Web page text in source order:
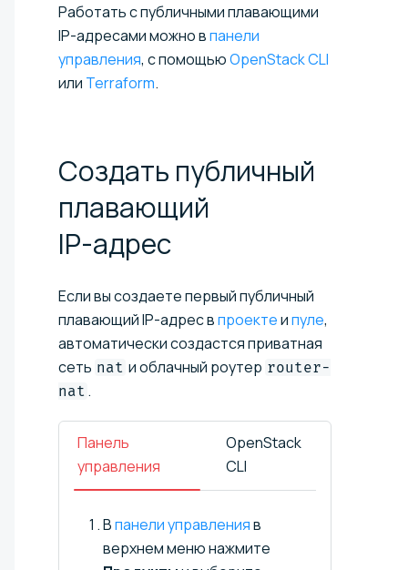
Работать с публичными плавающими
IP-адресами можно впанели
управления, с помощьюOpenStack CLI
или Terraform.
Создать публичный
плавающий
IP-адрес
Если вы создаете первый публичный
плавающий IP-адрес впроектеипуле,
автоматически создастся приватная
сеть nat и облачный роутер router-
nat .
Панель
управления
OpenStack
CLI
Впанели управленияв
верхнем меню нажмите